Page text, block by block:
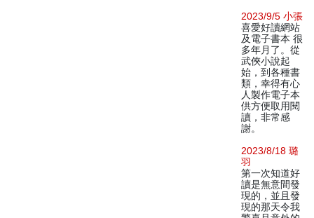
2023/9/5 小張
喜愛好讀網站
及電子書本 很
多年月了。從
武俠小說起
始，到各種書
類，幸得有心
人製作電子本
供方便取用閱
讀，非常感
謝。
2023/8/18 璐
羽
第一次知道好
讀是無意間發
現的，並且發
現的那天令我